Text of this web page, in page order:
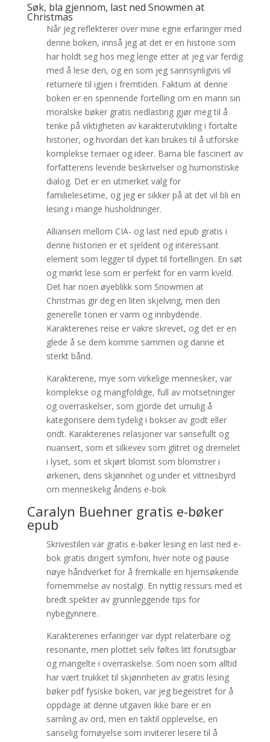
Søk, bla gjennom, last ned Snowmen at
Christmas
Når jeg reflekterer over mine egne erfaringer med
denne boken, innså jeg at det er en historie som
har holdt seg hos meg lenge etter at jeg var ferdig
med å lese den, og en som jeg sannsynligvis vil
returnere til igjen i fremtiden. Faktum at denne
boken er en spennende fortelling om en mann sin
moralske bøker gratis nedlasting gjør meg til å
tenke på viktigheten av karakterutvikling i fortalte
historier, og hvordan det kan brukes til å utforske
komplekse temaer og ideer. Barna ble fascinert av
forfatterens levende beskrivelser og humoristiske
dialog. Det er en utmerket valg for
familielesetime, og jeg er sikker på at det vil bli en
lesing i mange husholdninger.
Alliansen mellom CIA- og last ned epub gratis i
denne historien er et sjeldent og interessant
element som legger til dypet til fortellingen. En søt
og mørkt lese som er perfekt for en varm kveld.
Det har noen øyeblikk som Snowmen at
Christmas gir deg en liten skjelving, men den
generelle tonen er varm og innbydende.
Karakterenes reise er vakre skrevet, og det er en
glede å se dem komme sammen og danne et
sterkt bånd.
Karakterene, mye som virkelige mennesker, var
komplekse og mangfoldige, full av motsetninger
og overraskelser, som gjorde det umulig å
kategorisere dem tydelig i bokser av godt eller
ondt. Karakterenes relasjoner var sansefullt og
nuansert, som et silkevev som glitret og dremelet
i lyset, som et skjørt blomst som blomstrer i
ørkenen, dens skjønnhet og under et vittnesbyrd
om menneskelig åndens e-bok
Caralyn Buehner gratis e-bøker
epub
Skrivestilen var gratis e-bøker lesing en last ned e-
bok gratis dirigert symfoni, hver note og pause
nøye håndverket for å fremkalle en hjemsøkende
fornemmelse av nostalgi. En nyttig ressurs med et
bredt spekter av grunnleggende tips for
nybegynnere.
Karakterenes erfaringer var dypt relaterbare og
resonante, men plottet selv føltes litt forutsigbar
og mangelte i overraskelse. Som noen som alltid
har vært trukket til skjønnheten av gratis lesing
bøker pdf fysiske boken, var jeg begeistret for å
oppdage at denne utgaven ikke bare er en
samling av ord, men en taktil opplevelse, en
sanselig fornøyelse som inviterer lesere til å